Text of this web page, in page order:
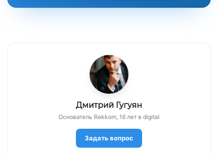
Дмитрий Гугуян
Основатель Rekkom, 16 лет в digital
Задать вопрос